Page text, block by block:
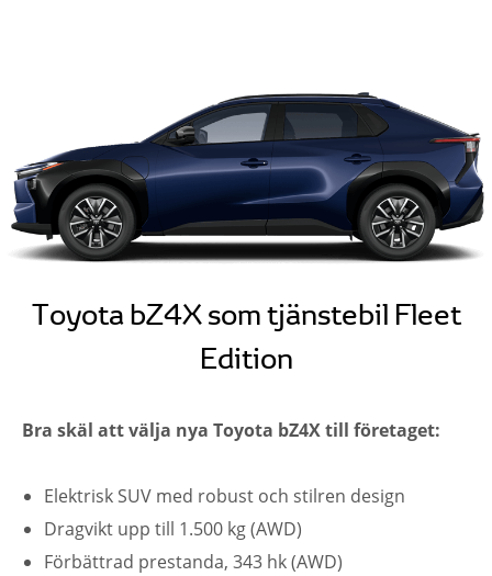
Toyota bZ4X som tjänstebil Fleet
Edition
Bra skäl att välja nya Toyota bZ4X till företaget:
Elektrisk SUV med robust och stilren design
Dragvikt upp till 1.500 kg (AWD)
Förbättrad prestanda, 343 hk (AWD)